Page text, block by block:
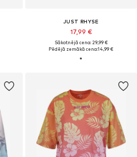
JUST RHYSE
17,99 €
Sākotnējā cena: 29,99 €
Pēdējā zemākā cena:14,99 €